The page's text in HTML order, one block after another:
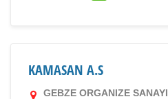
KAMASAN A.S
GEBZE ORGANIZE